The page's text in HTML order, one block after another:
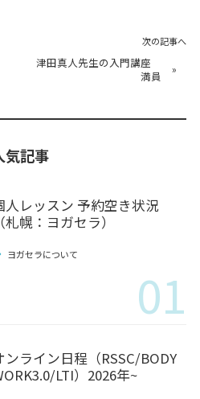
次の記事へ
津田真人先生の入門講座
満員
»
気記事
人レッスン 予約空き状況
（札幌：ヨガセラ）
ヨガセラについて
01
ンライン日程（RSSC/BODY
LTI）2026年~